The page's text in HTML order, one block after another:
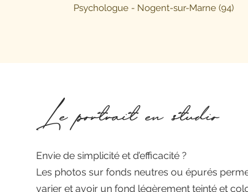
Psychologue - Nogent-sur-Marne (94)
Le portrait en studio
Envie de simplicité et d’efficacité ?
Les photos sur fonds neutres ou épurés
varier et avoir un fond légèrement teinté et